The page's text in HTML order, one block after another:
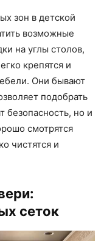
зон в детской
возможные
на углы столов,
крепятся и
Они бывают
подобрать
безопасность, но и
смотрятся
чистятся и
сеток